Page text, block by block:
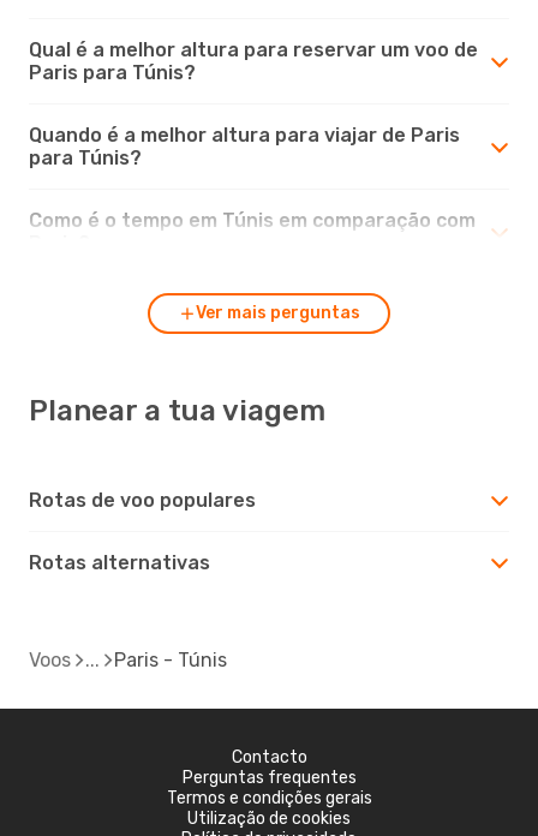
Qual é a melhor altura para reservar um voo de
Paris para Túnis?
Quando é a melhor altura para viajar de Paris
para Túnis?
Como é o tempo em Túnis em comparação com
Ver mais perguntas
Planear a tua viagem
Rotas de voo populares
Rotas alternativas
Voos Paris - Túnis
Contacto
Perguntas frequentes
Termos e condições gerais
Utilização de cookies